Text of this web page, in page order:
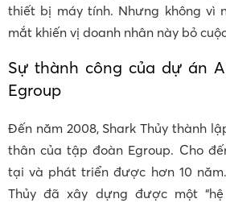
thiết bị máy tính. Nhưng không vì
mắt khiến vị doanh nhân này bỏ
Sự thành công của dự án
Egroup
Đến năm 2008, Shark Thủy thành
thân của tập đoàn Egroup. Cho
tại và phát triển được hơn 10
Thủy đã xây dựng được một